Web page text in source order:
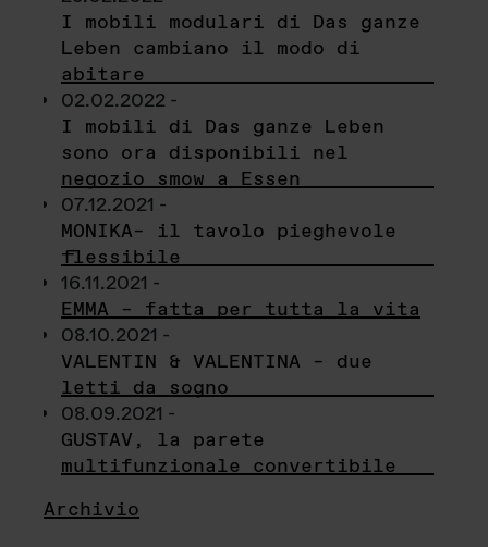
I mobili modulari di Das ganze
Leben cambiano il modo di
abitare
02.02.2022 -
I mobili di Das ganze Leben
sono ora disponibili nel
negozio smow a Essen
07.12.2021 -
MONIKA– il tavolo pieghevole
flessibile
16.11.2021 -
EMMA – fatta per tutta la vita
08.10.2021 -
VALENTIN & VALENTINA – due
letti da sogno
08.09.2021 -
GUSTAV, la parete
multifunzionale convertibile
Archivio